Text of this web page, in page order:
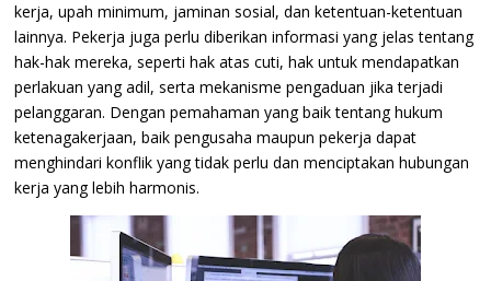
kerja, upah minimum, jaminan sosial, dan ketentuan-ketentuan
lainnya. Pekerja juga perlu diberikan informasi yang jelas tentang
hak-hak mereka, seperti hak atas cuti, hak untuk mendapatkan
perlakuan yang adil, serta mekanisme pengaduan jika terjadi
pelanggaran. Dengan pemahaman yang baik tentang hukum
ketenagakerjaan, baik pengusaha maupun pekerja dapat
menghindari konflik yang tidak perlu dan menciptakan hubungan
kerja yang lebih harmonis.